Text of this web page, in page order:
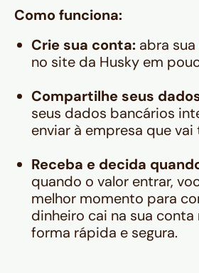
Como funciona:
Crie sua conta: abra
no site da Husky em
Compartilhe seus
seus dados bancários
enviar à empresa que vai
Receba e decida
quando o valor entrar,
melhor momento para
dinheiro cai na sua conta
forma rápida e segura.